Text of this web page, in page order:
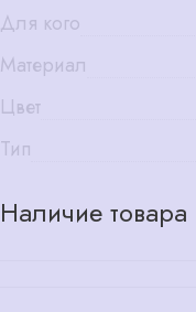
Для кого
Материал
Цвет
Тип
Наличие товара